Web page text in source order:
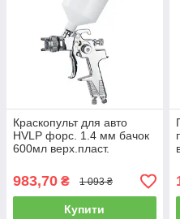
Краскопульт для авто
HVLP форс. 1.4 мм бачок
600мл верх.пласт.
983,70 ₴ 1 093 ₴
Купити